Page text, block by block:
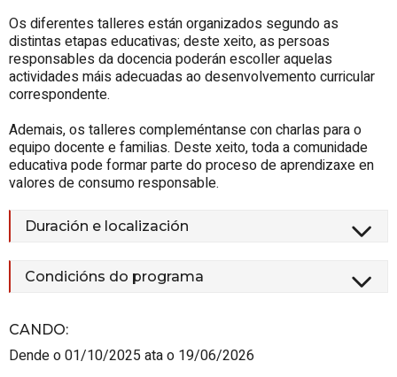
Os diferentes talleres están organizados segundo as
distintas etapas educativas; deste xeito, as persoas
responsables da docencia poderán escoller aquelas
actividades máis adecuadas ao desenvolvemento curricular
correspondente.
Ademais, os talleres compleméntanse con charlas para o
equipo docente e familias. Deste xeito, toda a comunidade
educativa pode formar parte do proceso de aprendizaxe en
valores de consumo responsable.
Duración e localización
Condicións do programa
CANDO:
Dende o 01/10/2025 ata o 19/06/2026